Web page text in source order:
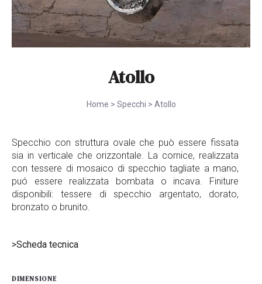
Atollo
Home > Specchi > Atollo
Specchio con struttura ovale che può essere fissata
sia in verticale che orizzontale. La cornice, realizzata
con tessere di mosaico di specchio tagliate a mano,
puó essere realizzata bombata o incava. Finiture
disponibili: tessere di specchio argentato, dorato,
bronzato o brunito.
>Scheda tecnica
DIMENSIONE